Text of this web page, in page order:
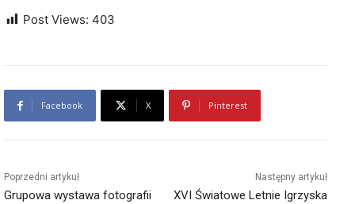
Post Views: 403
Facebook X Pinterest
Poprzedni artykuł
Grupowa wystawa fotografii
Następny artykuł
XVI Światowe Letnie Igrzyska